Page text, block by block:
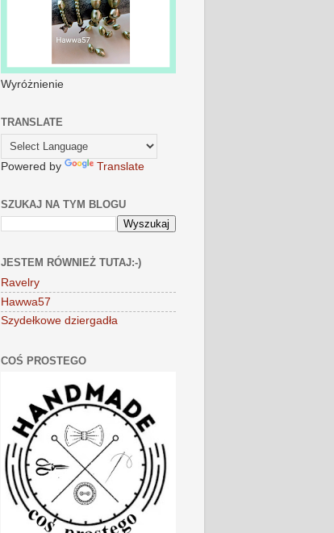
Wyróżnienie
TRANSLATE
Powered by Translate
SZUKAJ NA TYM BLOGU
JESTEM RÓWNIEŻ TUTAJ:-)
Ravelry
Hawwa57
Szydełkowe dziergadła
COŚ PROSTEGO